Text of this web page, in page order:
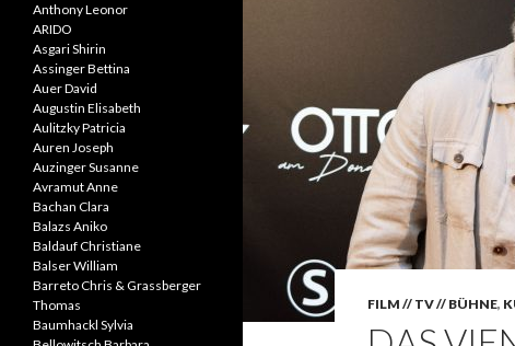
FILM // TV // BÜHNE,
Anthony Leonor
ARIDO
Asgari Shirin
Assinger Bettina
Auer David
Augustin Elisabeth
Aulitzky Patricia
Auren Joseph
Auzinger Susanne
Avramut Anne
Bachan Clara
Balazs Aniko
Baldauf Christiane
Balser William
Barreto Chris & Grassberger
Thomas
Baumhackl Sylvia